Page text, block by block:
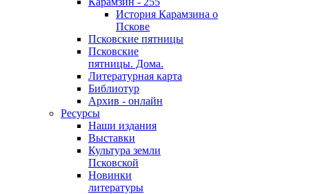
История Карамзина о
Пскове
Псковские пятницы
Псковские
пятницы. Дома.
Литературная карта
Библиотур
Архив - онлайн
Ресурсы
Наши издания
Выставки
Культура земли
Псковской
Новинки
литературы